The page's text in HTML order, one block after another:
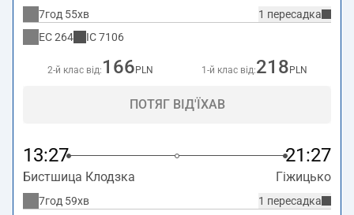
1 пересадка
7год 55хв
EC264 IC7106
2-й клас від: 166 PLN 1-й клас від:218 PLN
ПОТЯГ ВІД'ЇХАВ
13:27 21:27
Бистшица Клодзка Гіжицько
1 пересадка
7год 59хв